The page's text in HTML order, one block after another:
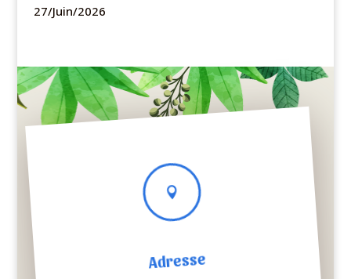
27/Juin/2026

Adresse